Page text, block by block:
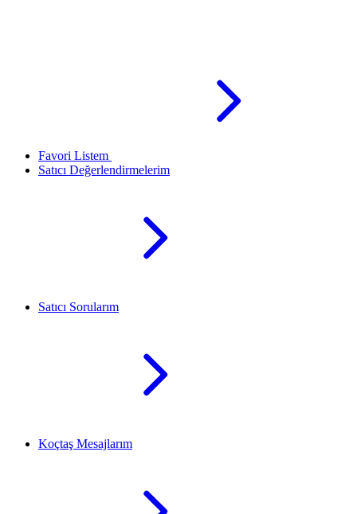
Favori Listem
Satıcı Değerlendirmelerim
Satıcı Sorularım
Koçtaş Mesajlarım